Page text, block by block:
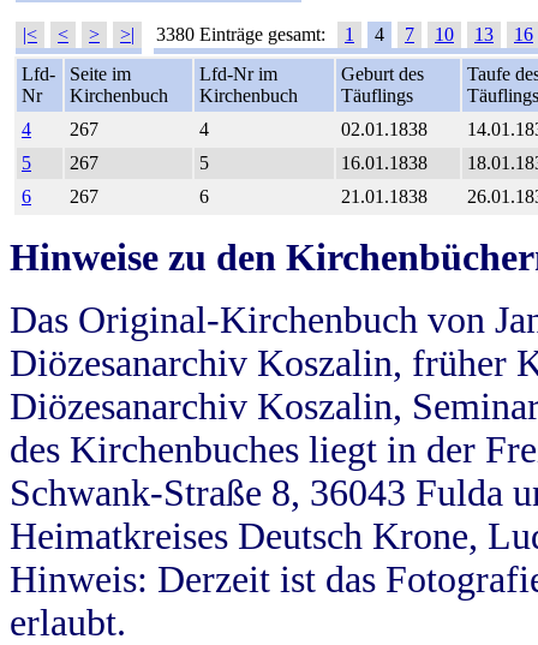
|< < > >| 3380 Einträge gesamt: 1 4 7 10 13
16
Lfd-
Nr
Seite im
Kirchenbuch
Lfd-Nr im
Kirchenbuch
Geburt des
Täuflings
Taufe
Täuflings
4
267 4 02.01.1838
5
267 5 16.01.1838
6
267 6 21.01.1838
Hinweise zu den
Das Original-Kirchenbuch von
Diözesanarchiv Koszalin, früher
Diözesanarchiv Koszalin,
des Kirchenbuches liegt in der
Schwank-Straße 8, 36043 Fulda
Heimatkreises Deutsch Krone,
Hinweis: Derzeit ist das
erlaubt.